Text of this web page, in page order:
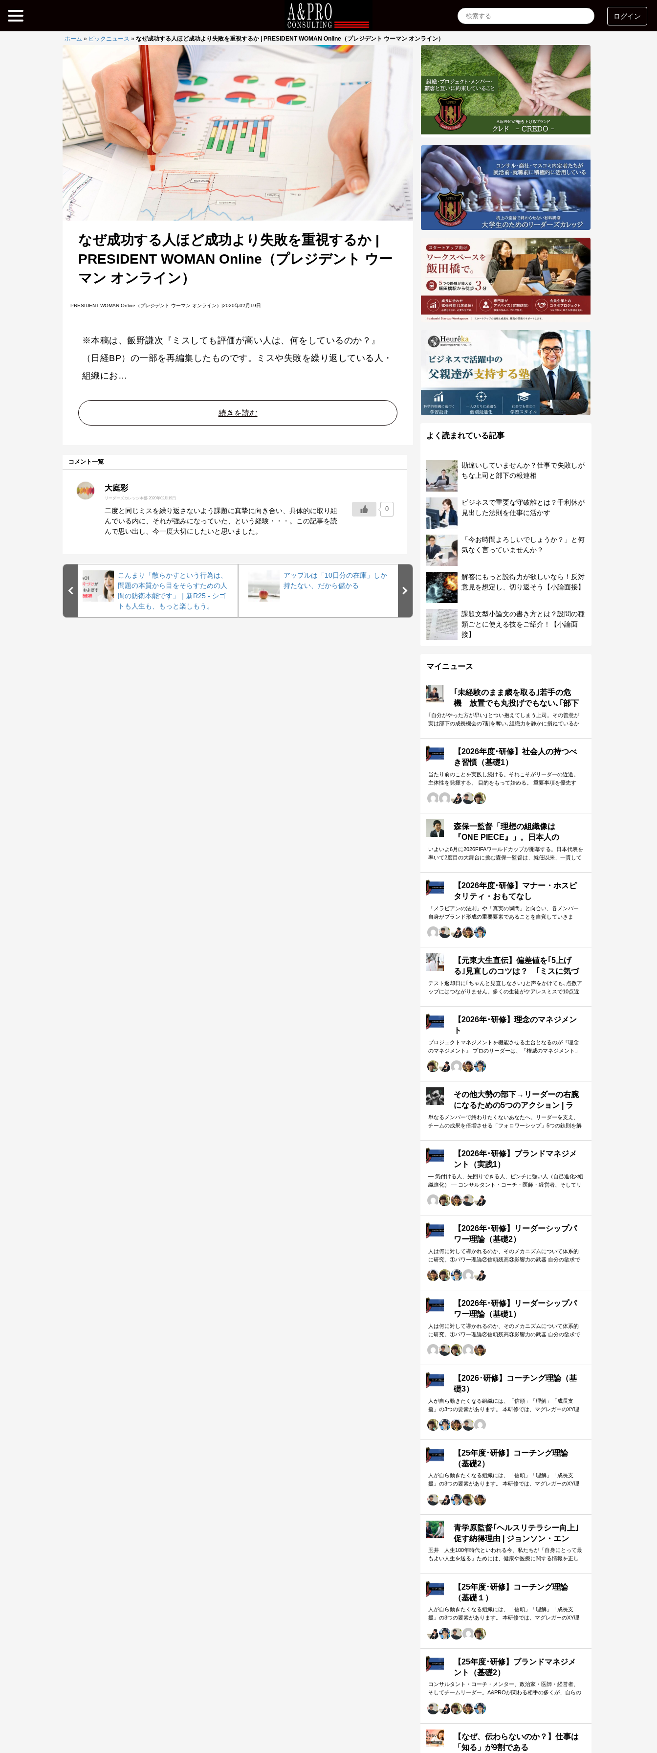
ログイン
ホーム » ピックニュース » なぜ成功する人ほど成功より失敗を重視するか | PRESIDENT WOMAN Online（プレジデント ウーマン オンライン）
なぜ成功する人ほど成功より失敗を重視するか |
PRESIDENT WOMAN Online（プレジデント ウー
マン オンライン）
PRESIDENT WOMAN Online（プレジデント ウーマン オンライン）|2020年02月19日
※本稿は、飯野謙次『ミスしても評価が高い人は、何をしているのか？』
（日経BP）の一部を再編集したものです。ミスや失敗を繰り返している人・
組織にお…
続きを読む
コメント一覧
大庭彩
リーダーズカレッジ本部 2020年02月19日
二度と同じミスを繰り返さないよう課題に真摯に向き合い、具体的に取り組
んでいる内に、それが強みになっていた、という経験・・・。この記事を読
んで思い出し、今一度大切にしたいと思いました。
0
アップルは「10日分の在庫」しか
持たない、だから儲かる
こんまり「散らかすという行為は、
問題の本質から目をそらすための人
間の防衛本能です」｜新R25 - シゴ
トも人生も、もっと楽しもう。
よく読まれている記事
勘違いしていませんか？仕事で失敗しが
ちな上司と部下の報連相
ビジネスで重要な守破離とは？千利休が
見出した法則を仕事に活かす
「今お時間よろしいでしょうか？」と何
気なく言っていませんか？
解答にもっと説得力が欲しいなら！反対
意見を想定し、切り返そう【小論面接】
課題文型小論文の書き方とは？設問の種
類ごとに使える技をご紹介！【小論面
接】
マイニュース
｢未経験のまま歳を取る｣若手の危
機 放置でも丸投げでもない､｢部下
に任せることができる上司｣になる
方法
｢自分がやった方が早い｣とつい抱えてしまう上司。その善意が
実は部下の成長機会の7割を奪い､組織力を静かに損ねているか
【2026年度･研修】社会人の持つべ
き習慣（基礎1）
当たり前のことを実践し続ける。それこそがリーダーの近道。
主体性を発揮する。 目的をもって始める。 重要事項を優先す
いきます。 評論家ではなく、我がこととして取り組むメンバー
森保一監督「理想の組織像は
『ONE PIECE』」。日本人の
「和」と「魂」を武器に世界へ挑む
①
いよいよ6月に2026FIFAワールドカップが開幕する。日本代表を
率いて2度目の大舞台に挑む森保一監督は、就任以来、一貫して
【2026年度･研修】マナー・ホスピ
タリティ・おもてなし
「メラビアンの法則」や「真実の瞬間」と向合い、各メンバー
自身がブランド形成の重要要素であることを自覚していきま
ナー」「サービス」「ホスピタリティ」「おもてなし」の違い
ーに提供したいリーダーのための研修です。
【元東大生直伝】偏差値を｢5上げ
る｣見直しのコツは？ ｢ミスに気づ
かない｣無意味な作業から脱却を…
カギは試験"前"
テスト返却日に｢ちゃんと見直しなさい｣と声をかけても､点数ア
ップにはつながりません。多くの生徒がケアレスミスで10点近
【2026年･研修】理念のマネジメン
ト
プロジェクトマネジメントを機能させる土台となるのが『理念
のマネジメント』 プロのリーダーは、「権威のマネジメント」
「好き・嫌い」や「多数決」ではなく、説得力ある提案を互い
その他大勢の部下→リーダーの右腕
になるための5つのアクション | ラ
イフハッカー・ジャパン
単なるメンバーで終わりたくないあなたへ。リーダーを支え、
チームの成果を倍増させる「フォロワーシップ」5つの鉄則を解
【2026年･研修】ブランドマネジメ
ント（実践1）
― 気付ける人、先回りできる人、ピンチに強い人（自己進化×組
織進化） ― コンサルタント・コーチ・医師・経営者、そしてリ
【2026年･研修】リーダーシップパ
ワー理論（基礎2）
人は何に対して導かれるのか、そのメカニズムについて体系的
に研究。①パワー理論②信頼残高③影響力の武器 自分の欲求で
【2026年･研修】リーダーシップパ
ワー理論（基礎1）
人は何に対して導かれるのか、そのメカニズムについて体系的
に研究。①パワー理論②信頼残高③影響力の武器 自分の欲求で
【2026･研修】コーチング理論（基
礎3）
人が自ら動きたくなる組織には、「信頼」「理解」「成長支
援」の3つの要素があります。 本研修では、マグレガーのXY理
「人はなぜ動くのか」「どうすれば自ら動くようになるのか」
顧客対応の難航など）を、“人間理解”を通して紐解く実践型のプ
ログラムです。
【25年度･研修】コーチング理論
（基礎2）
人が自ら動きたくなる組織には、「信頼」「理解」「成長支
援」の3つの要素があります。 本研修では、マグレガーのXY理
「人はなぜ動くのか」「どうすれば自ら動くようになるのか」
顧客対応の難航など）を、“人間理解”を通して紐解く実践型のプ
ログラムです。
青学原監督｢ヘルスリテラシー向上｣
促す納得理由 | ジョンソン・エン
ド・ジョンソン | 東洋経済オンライ
ン
玉井 人生100年時代といわれる今、私たちが「自身にとって最
もよい人生を送る」ためには、健康や医療に関する情報を正し
【25年度･研修】コーチング理論
（基礎１）
人が自ら動きたくなる組織には、「信頼」「理解」「成長支
援」の3つの要素があります。 本研修では、マグレガーのXY理
「人はなぜ動くのか」「どうすれば自ら動くようになるのか」
顧客対応の難航など）を、“人間理解”を通して紐解く実践型のプ
ログラムです。
【25年度･研修】ブランドマネジメ
ント（基礎2）
コンサルタント・コーチ・メンター、政治家・医師・経営者、
そしてチームリーダー。A&PROが関わる相手の多くが、自らの
【なぜ、伝わらないのか？】仕事は
「知る」が9割である